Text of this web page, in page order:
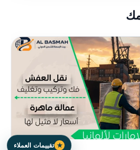
تقييمات العملاء